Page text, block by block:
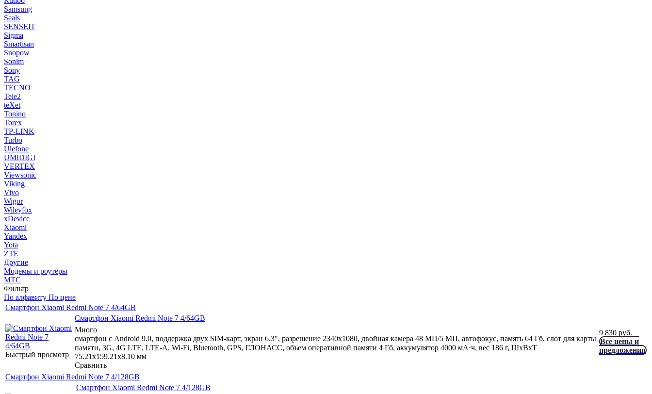
Samsung
Seals
SENSEIT
Sigma
Smartisan
Snopow
Sonim
Sony
TAG
TECNO
Tele2
teXet
Tonino
Torex
TP-LINK
Turbo
Ulefone
UMIDIGI
VERTEX
Viewsonic
Viking
Vivo
Wigor
Wileyfox
xDevice
Xiaomi
Yandex
Yota
ZTE
Другие
Модемы и роутеры
МТС
Фильтр
По алфавиту По цене
Смартфон Xiaomi Redmi Note 7 4/64GB
Быстрый просмотр
Смартфон Xiaomi Redmi Note 7 4/64GB
Много
смартфон с Android 9.0, поддержка двух SIM-карт, экран 6.3", разрешение 2340x1080, двойная камера 48 МП/5 МП, автофокус, память 64 Гб, слот для карты
памяти, 3G, 4G LTE, LTE-A, Wi-Fi, Bluetooth, GPS, ГЛОНАСС, объем оперативной памяти 4 Гб, аккумулятор 4000 мА⋅ч, вес 186 г, ШxВxТ
75.21x159.21x8.10 мм
Сравнить
9 830 руб.
Все цены и
предложения
Смартфон Xiaomi Redmi Note 7 4/128GB
Смартфон Xiaomi Redmi Note 7 4/128GB